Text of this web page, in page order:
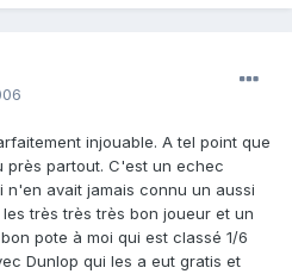
injouable. A tel point que
près partout. C'est un echec
avait jamais connu un aussi
très très très bon joueur et un
pote à moi qui est classé 1/6
Dunlop qui les a eut gratis et